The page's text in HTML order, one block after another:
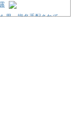
男、指名手配されて